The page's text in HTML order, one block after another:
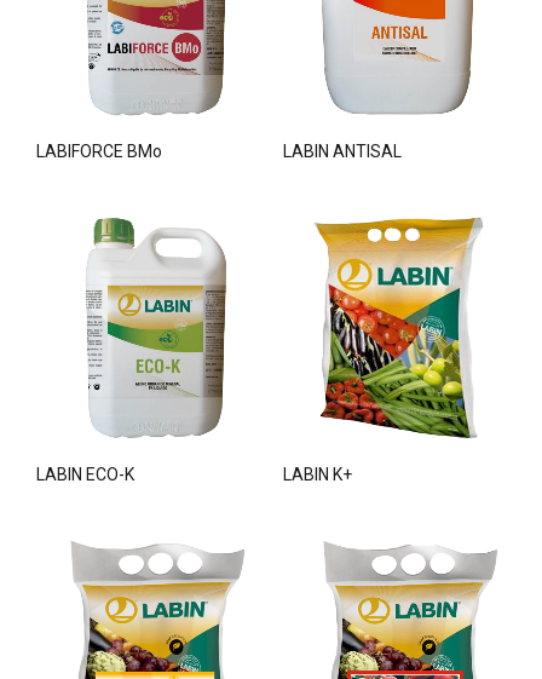
LABIFORCE BMo LABIN ANTISAL
LABIN ECO-K LABIN K+